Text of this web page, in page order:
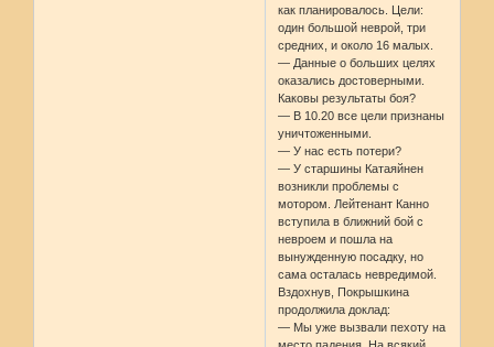
как планировалось. Цели:
один большой неврой, три
средних, и около 16 малых.
— Данные о больших целях
оказались достоверными.
Каковы результаты боя?
— В 10.20 все цели признаны
уничтоженными.
— У нас есть потери?
— У старшины Катаяйнен
возникли проблемы с
мотором. Лейтенант Канно
вступила в ближний бой с
невроем и пошла на
вынужденную посадку, но
сама осталась невредимой.
Вздохнув, Покрышкина
продолжила доклад:
— Мы уже вызвали пехоту на
место падения. На всякий